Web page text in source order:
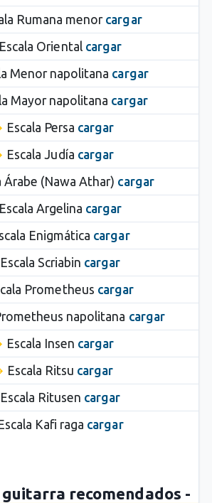
Rumana menor cargar
Escala Oriental cargar
Menor napolitana cargar
Mayor napolitana cargar
Escala Persa cargar
Escala Judía cargar
Árabe (Nawa Athar) cargar
Escala Argelina cargar
Enigmática cargar
Escala Scriabin cargar
Prometheus cargar
napolitana cargar
Escala Insen cargar
Escala Ritsu cargar
Escala Ritusen cargar
Kafi raga cargar
guitarra recomendados -